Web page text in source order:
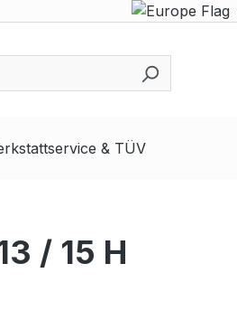
& TÜV
/ 15 H